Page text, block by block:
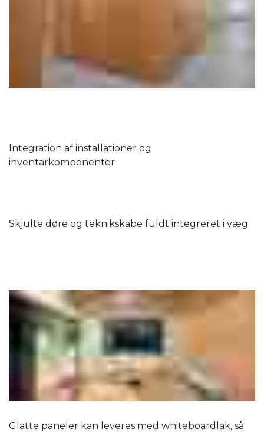
Integration af installationer og
inventarkomponenter
Skjulte døre og teknikskabe fuldt integreret i væg
Glatte paneler kan leveres med whiteboardlak, så